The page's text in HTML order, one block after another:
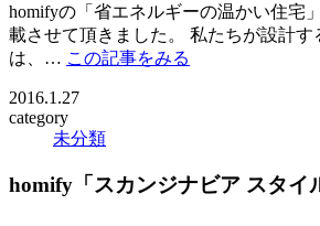
homifyの「省エネルギーの温かい住宅
載させて頂きました。 私たちが設計す
は、… この記事をみる
2016.1.27
category
未分類
homify「スカンジナビア スタイ